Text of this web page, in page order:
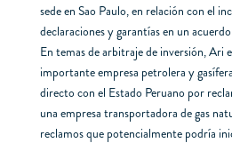
sede en Sao Paulo, en relación con el
declaraciones y garantías en un
En temas de arbitraje de inversión, Ari
importante empresa petrolera y
directo con el Estado Peruano por
una empresa transportadora de gas
reclamos que potencialmente podría